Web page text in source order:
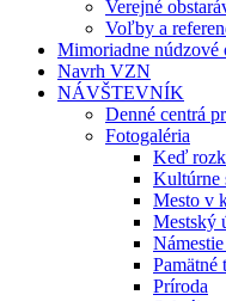
Verejné
Voľby a
Mimoriadne núdzové
Navrh VZN
NÁVŠTEVNÍK
Denné centrá
Fotogaléria
Keď
Kultúrne
Mesto v
Mestský
Pamätné
Príroda